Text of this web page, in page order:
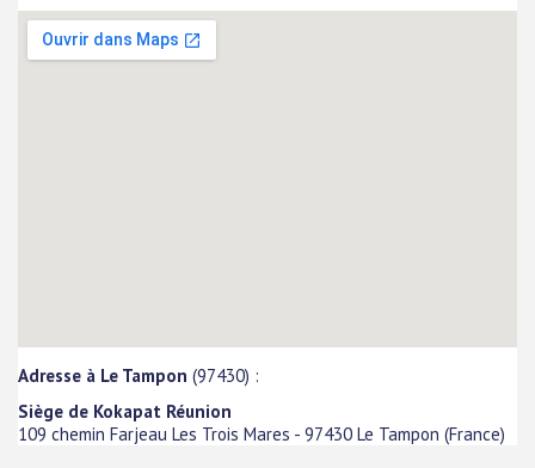
Adresse à Le Tampon (97430) :
Siège de Kokapat Réunion
109 chemin Farjeau Les Trois Mares - 97430 Le Tampon (France)